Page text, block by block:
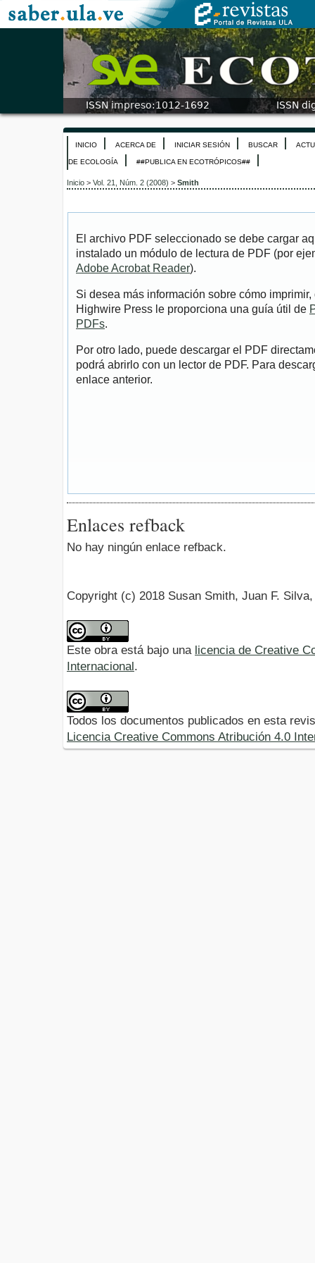
INICIO ACERCA DE INICIAR SESIÓN BUSCAR
DE ECOLOGÍA ##PUBLICA EN ECOTRÓPICOS##
Inicio > Vol. 21, Núm. 2 (2008) > Smith
El archivo PDF seleccionado se debe cargar
instalado un módulo de lectura de PDF (por
Adobe Acrobat Reader).
Si desea más información sobre cómo
Highwire Press le proporciona una guía útil de
PDFs.
Por otro lado, puede descargar el PDF
podrá abrirlo con un lector de PDF. Para
enlace anterior.
Enlaces refback
No hay ningún enlace refback.
Copyright (c) 2018 Susan Smith, Juan F.
Este obra está bajo una licencia de Creative
Internacional.
Todos los documentos publicados en esta
Licencia Creative Commons Atribución 4.0